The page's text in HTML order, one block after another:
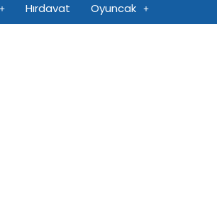
Hırdavat Oyuncak